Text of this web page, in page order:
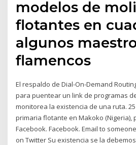
modelos de
flotantes en
algunos
flamencos
El respaldo de Dial-On-Demand
para puentear un link de programas
monitorea la existencia de una ruta. 25
primaria flotante en Makoko (Nigeria),
Facebook. Facebook. Email to
on Twitter Su existencia se la